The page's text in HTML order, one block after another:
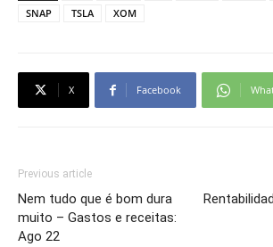
SNAP
TSLA XOM
X Facebook
Previous article
Nem tudo que é bom dura
muito – Gastos e receitas:
Ago 22